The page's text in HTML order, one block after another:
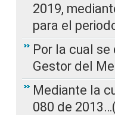
2019,
para el
Por la cual
Gestor del
Mediante la
080 de